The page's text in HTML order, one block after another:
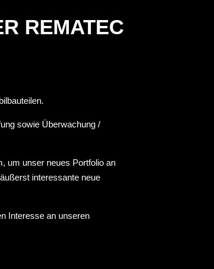
REMATEC
sowie Überwachung /
um unser neues Portfolio an
interessante neue
Interesse an unseren